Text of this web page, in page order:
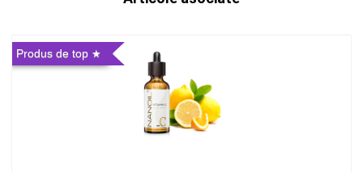
Produs de top